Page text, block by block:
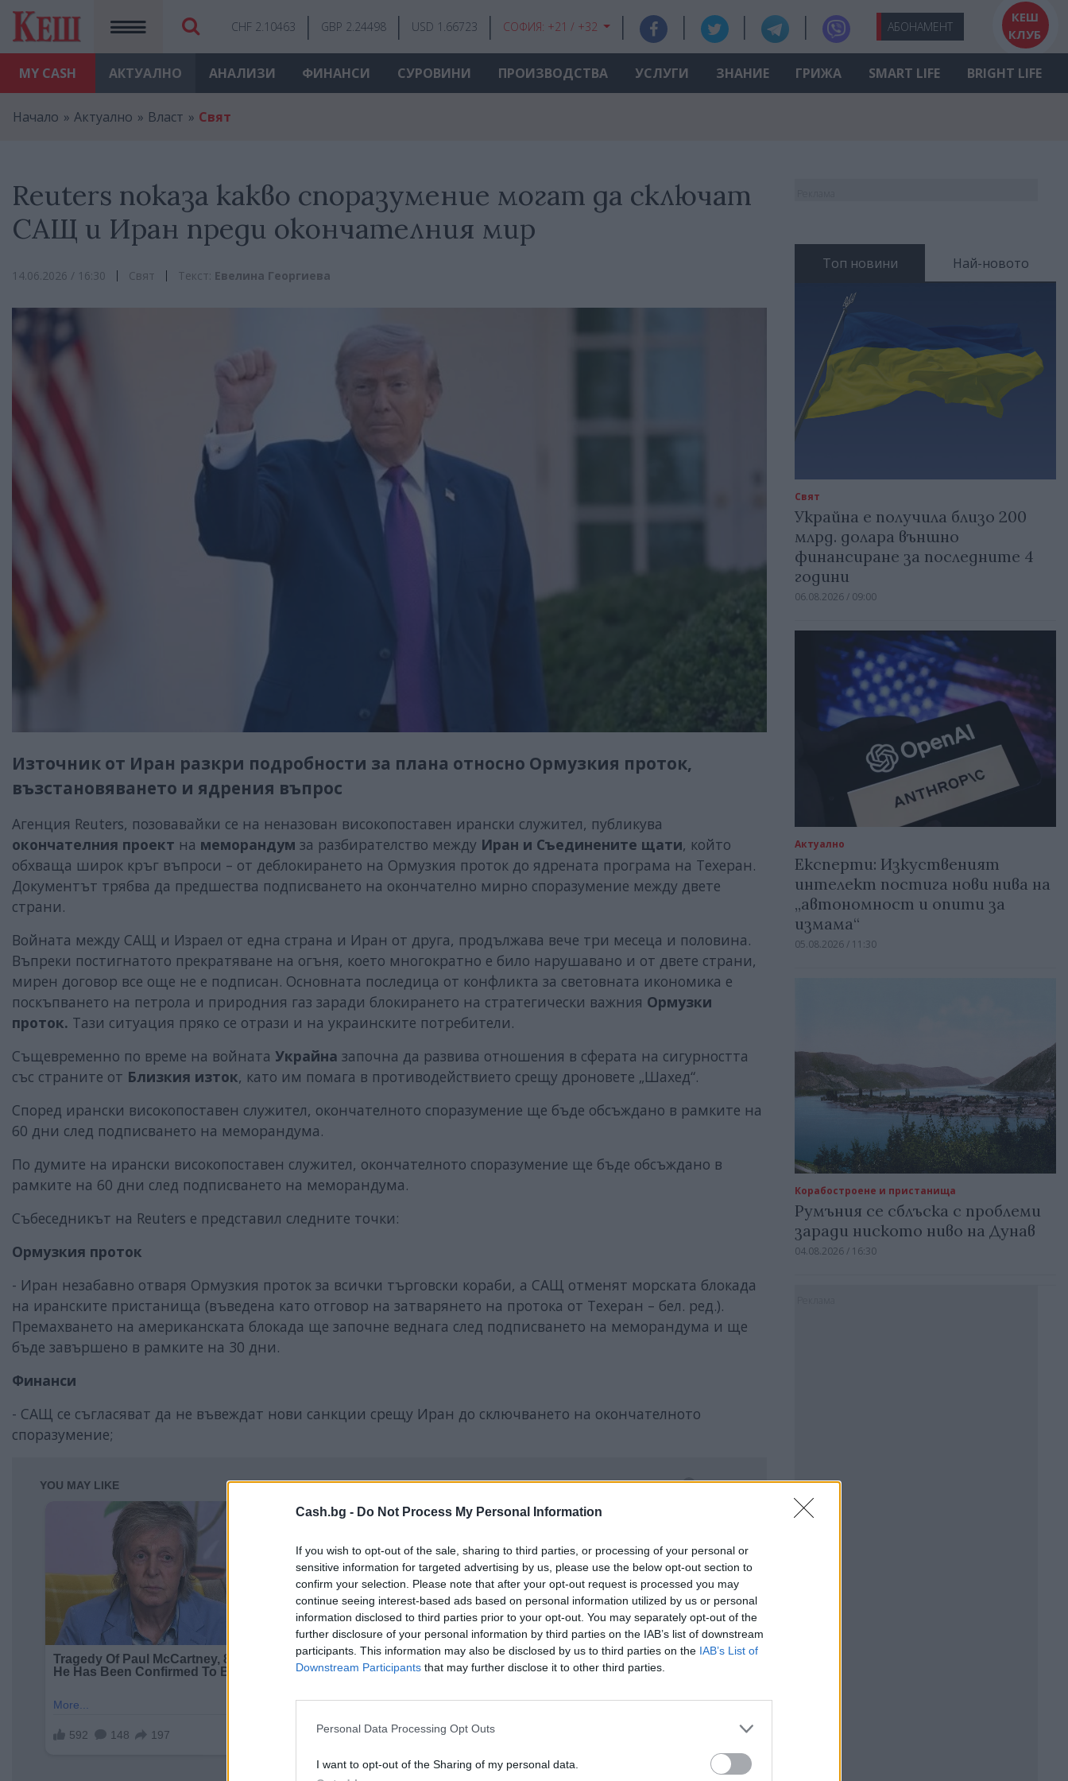
Cash.bg - Do Not Process My Personal Information
If you wish to opt-out of the sale, sharing to third parties, or processing of your personal or
sensitive information for targeted advertising by us, please use the below opt-out section to
confirm your selection. Please note that after your opt-out request is processed you may
continue seeing interest-based ads based on personal information utilized by us or personal
information disclosed to third parties prior to your opt-out. You may separately opt-out of the
further disclosure of your personal information by third parties on the IAB’s list of downstream
participants. This information may also be disclosed by us to third parties on the IAB’s List of
Downstream Participants that may further disclose it to other third parties.
Personal Data Processing Opt Outs
I want to opt-out of the Sharing of my personal data.
MY CASH
CHF 2.10463 GBP 2.24498 USD 1.66723 СОФИЯ: +21 / +32 АБОНАМЕНТ
КЕШ
КЛУБ
АКТУАЛНО АНАЛИЗИ ФИНАНСИ СУРОВИНИ ПРОИЗВОДСТВА УСЛУГИ ЗНАНИЕ ГРИЖА SMART LIFE BRIGHT LIFE
Начало Актуално Власт Свят
Reuters показа какво споразумение могат да сключат
САЩ и Иран преди окончателния мир
14.06.2026 / 16:30 Свят Текст: Евелина Георгиева
Източник от Иран разкри подробности за плана относно Ормузкия проток,
възстановяването и ядрения въпрос
Агенция Reuters, позовавайки се на неназован високопоставен ирански служител, публикува
окончателния проект на меморандум за разбирателство между Иран и Съединените щати, който
обхваща широк кръг въпроси – от деблокирането на Ормузкия проток до ядрената програма на Техеран.
Документът трябва да предшества подписването на окончателно мирно споразумение между двете
страни.
Войната между САЩ и Израел от една страна и Иран от друга, продължава вече три месеца и половина.
Въпреки постигнатото прекратяване на огъня, което многократно е било нарушавано и от двете страни,
мирен договор все още не е подписан. Основната последица от конфликта за световната икономика е
поскъпването на петрола и природния газ заради блокирането на стратегически важния Ормузки
проток. Тази ситуация пряко се отрази и на украинските потребители.
Същевременно по време на войната Украйна започна да развива отношения в сферата на сигурността
със страните от Близкия изток, като им помага в противодействието срещу дроновете „Шахед“.
Според ирански високопоставен служител, окончателното споразумение ще бъде обсъждано в рамките на
60 дни след подписването на меморандума.
По думите на ирански високопоставен служител, окончателното споразумение ще бъде обсъждано в
рамките на 60 дни след подписването на меморандума.
Събеседникът на Reuters е представил следните точки:
Ормузкия проток
- Иран незабавно отваря Ормузкия проток за всички търговски кораби, а САЩ отменят морската блокада
на иранските пристанища (въведена като отговор на затварянето на протока от Техеран – бел. ред.).
Премахването на американската блокада ще започне веднага след подписването на меморандума и ще
бъде завършено в рамките на 30 дни.
Финанси
- САЩ се съгласяват да не въвеждат нови санкции срещу Иран до сключването на окончателното
споразумение;
Топ новини Най-новото
Свят
Украйна е получила близо 200
млрд. долара външно
финансиране за последните 4
години
06.08.2026 / 09:00
Актуално
Експерти: Изкуственият
интелект постига нови нива на
„автономност и опити за
измама“
05.08.2026 / 11:30
Корабостроене и пристанища
Румъния се сблъска с проблеми
заради ниското ниво на Дунав
04.08.2026 / 16:30